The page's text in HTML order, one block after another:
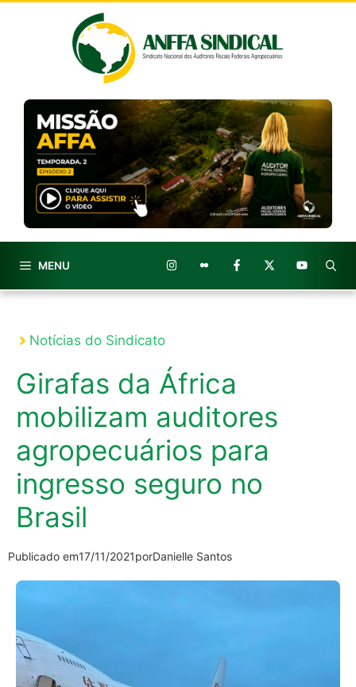
MENU
Notícias do Sindicato
Girafas da África
mobilizam auditores
agropecuários para
ingresso seguro no
Brasil
Publicado em17/11/2021porDanielle Santos